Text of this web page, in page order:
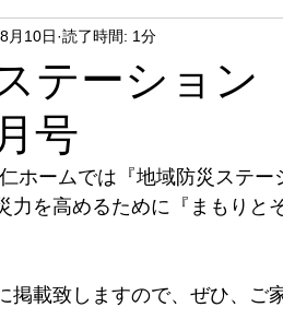
テーショ
号
月10日 読了時間: 1分
ホームでは『地域防災ステ
力を高めるために『まもりと
掲載致しますので、ぜひ、ご